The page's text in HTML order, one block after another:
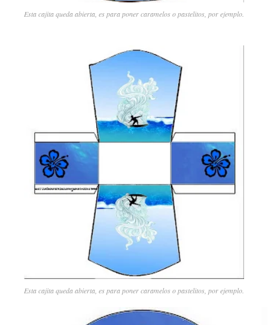
Esta cajita queda abierta, es para poner caramelos o pastelitos, por ejemplo.
Esta cajita queda abierta, es para poner caramelos o pastelitos, por ejemplo.